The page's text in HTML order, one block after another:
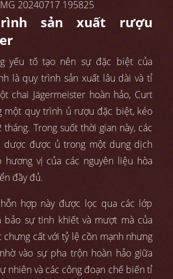
sản xuất rượu
yếu tố tạo nên sự đặc biệt của
là quy trình sản xuất lâu dài và tỉ
chai Jägermeister hoàn hảo, Curt
một quy trình ủ rượu đặc biệt, kéo
Trong suốt thời gian này, các
dược được ủ trong một dung dịch
hương vị của các nguyên liệu hòa
đầy đủ.
hợp này được lọc qua các lớp
sự tinh khiết và mượt mà của
cất với tỷ lệ cồn mạnh nhưng
vào sự pha trộn hoàn hảo giữa
nhiên và các công đoạn chế biến tỉ